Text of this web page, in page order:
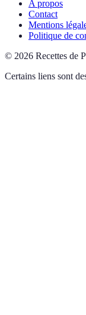
A propos
Contact
Mentions
Politique de
© 2026 Recettes de
Certains liens sont